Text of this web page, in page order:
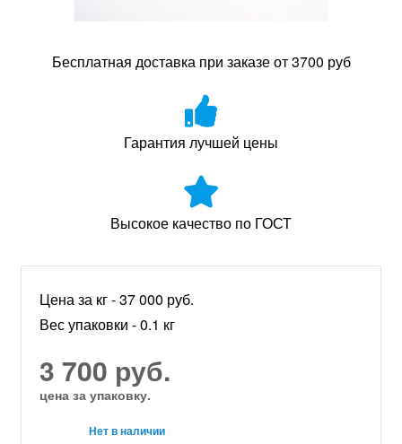
Бесплатная доставка при заказе от 3700 руб
Гарантия лучшей цены
Высокое качество по ГОСТ
Цена за кг - 37 000 руб.
Вес упаковки - 0.1 кг
3 700 руб.
цена за упаковку.
Нет в наличии